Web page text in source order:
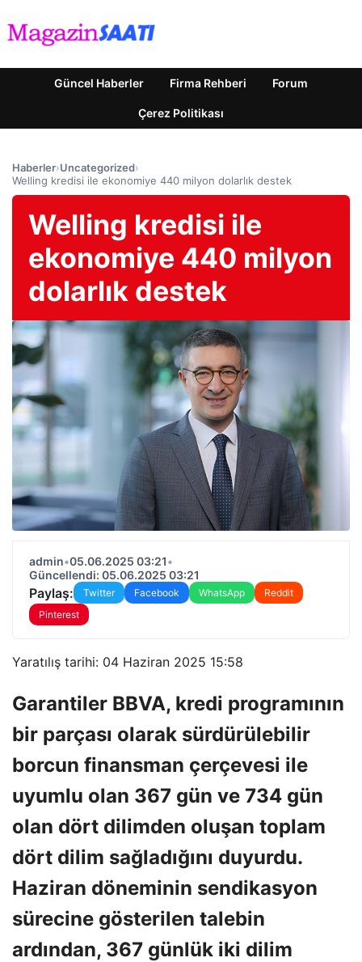
Güncel Haberler Firma Rehberi Forum
Çerez Politikası
Haberler›Uncategorized›
Welling kredisi ile ekonomiye 440 milyon dolarlık destek
Welling kredisi ile
ekonomiye 440 milyon
dolarlık destek
admin•05.06.2025 03:21•
Güncellendi: 05.06.2025 03:21
Paylaş: Twitter Facebook WhatsApp
Reddit
Pinterest
Yaratılış tarihi: 04 Haziran 2025 15:58
Garantiler BBVA, kredi programının
bir parçası olarak sürdürülebilir
borcun finansman çerçevesi ile
uyumlu olan 367 gün ve 734 gün
olan dört dilimden oluşan toplam
dört dilim sağladığını duyurdu.
Haziran döneminin sendikasyon
sürecine gösterilen talebin
ardından, 367 günlük iki dilim